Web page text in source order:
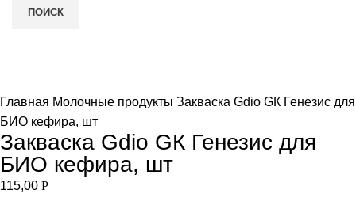
ПОИСК
Главная Молочные продукты Закваска Gdio GК Генезис для
БИО кефира, шт
Закваска Gdio GК Генезис для
БИО кефира, шт
115,00 Р